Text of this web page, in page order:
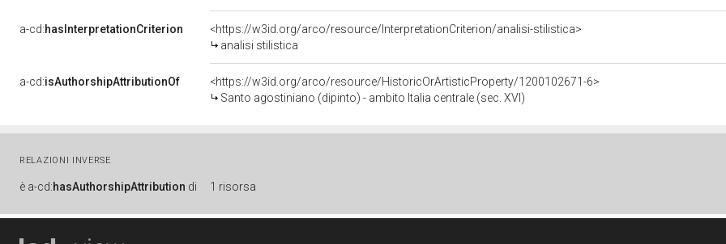
a-cd:hasInterpretationCriterion
<https://w3id.org/arco/resource/InterpretationCriterion/analisi-stilistica>
analisi stilistica
a-cd:isAuthorshipAttributionOf
<https://w3id.org/arco/resource/HistoricOrArtisticProperty/1200102671-6>
Santo agostiniano (dipinto) - ambito Italia centrale (sec. XVI)
RELAZIONI INVERSE
è a-cd:hasAuthorshipAttribution di 1 risorsa